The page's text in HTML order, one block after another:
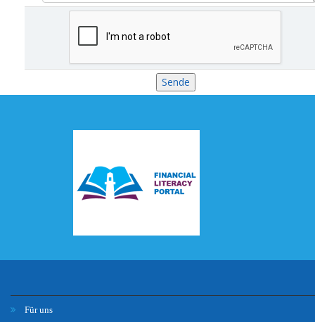
Für uns